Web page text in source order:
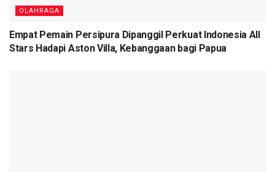
OLAHRAGA
Empat Pemain Persipura Dipanggil Perkuat Indonesia All
Stars Hadapi Aston Villa, Kebanggaan bagi Papua